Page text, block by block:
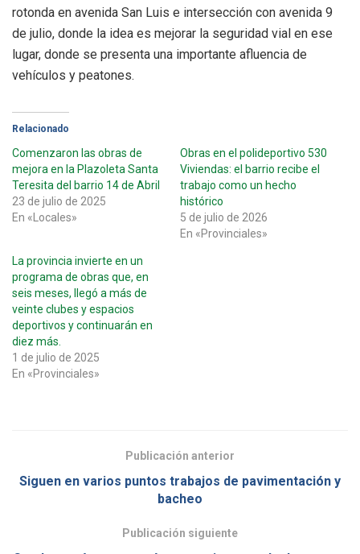
rotonda en avenida San Luis e intersección con avenida 9
de julio, donde la idea es mejorar la seguridad vial en ese
lugar, donde se presenta una importante afluencia de
vehículos y peatones.
Relacionado
Comenzaron las obras de
mejora en la Plazoleta Santa
Teresita del barrio 14 de Abril
23 de julio de 2025
En «Locales»
Obras en el polideportivo 530
Viviendas: el barrio recibe el
trabajo como un hecho
histórico
5 de julio de 2026
En «Provinciales»
La provincia invierte en un
programa de obras que, en
seis meses, llegó a más de
veinte clubes y espacios
deportivos y continuarán en
diez más.
1 de julio de 2025
En «Provinciales»
Publicación anterior
Siguen en varios puntos trabajos de pavimentación y
bacheo
Publicación siguiente